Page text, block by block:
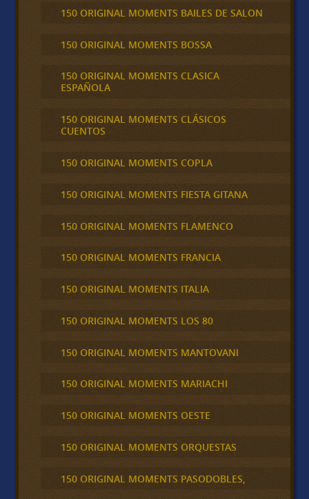
150 ORIGINAL MOMENTS BAILES DE SALON
150 ORIGINAL MOMENTS BOSSA
150 ORIGINAL MOMENTS CLASICA
ESPAÑOLA
150 ORIGINAL MOMENTS CLÁSICOS
CUENTOS
150 ORIGINAL MOMENTS COPLA
150 ORIGINAL MOMENTS FIESTA GITANA
150 ORIGINAL MOMENTS FLAMENCO
150 ORIGINAL MOMENTS FRANCIA
150 ORIGINAL MOMENTS ITALIA
150 ORIGINAL MOMENTS LOS 80
150 ORIGINAL MOMENTS MANTOVANI
150 ORIGINAL MOMENTS MARIACHI
150 ORIGINAL MOMENTS OESTE
150 ORIGINAL MOMENTS ORQUESTAS
150 ORIGINAL MOMENTS PASODOBLES,